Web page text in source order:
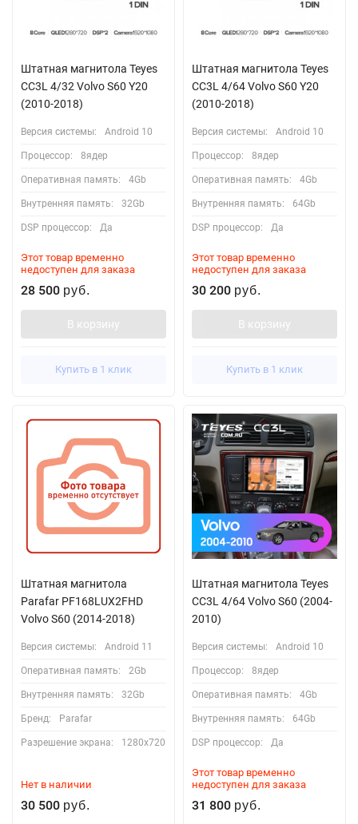
Штатная магнитола Teyes
CC3L 4/32 Volvo S60 Y20
(2010-2018)
Версия системы: Android 10
Процессор: 8ядер
Оперативная память: 4Gb
Внутренняя память: 32Gb
DSP процессор: Да
Этот товар временно
недоступен для заказа
28 500 руб.
В корзину
Купить в 1 клик
Штатная магнитола Teyes
CC3L 4/64 Volvo S60 Y20
(2010-2018)
Версия системы: Android 10
Процессор: 8ядер
Оперативная память: 4Gb
Внутренняя память: 64Gb
DSP процессор: Да
Этот товар временно
недоступен для заказа
30 200 руб.
В корзину
Купить в 1 клик
Штатная магнитола
Parafar PF168LUX2FHD
Volvo S60 (2014-2018)
Версия системы: Android 11
Оперативная память: 2Gb
Внутренняя память: 32Gb
Бренд: Parafar
Разрешение экрана: 1280x720
Нет в наличии
30 500 руб.
Штатная магнитола Teyes
CC3L 4/64 Volvo S60 (2004-
2010)
Версия системы: Android 10
Процессор: 8ядер
Оперативная память: 4Gb
Внутренняя память: 64Gb
DSP процессор: Да
Этот товар временно
недоступен для заказа
31 800 руб.